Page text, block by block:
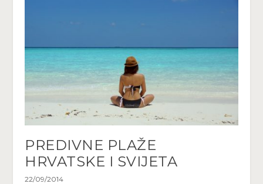
PREDIVNE PLAŽE
HRVATSKE I SVIJETA
22/09/2014